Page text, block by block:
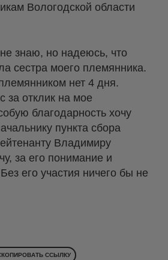
Вологодской области
знаю, но надеюсь, что
сестра моего племянника.
нет 4 дня.
за отклик на мое
благодарность хочу
пункта сбора
Владимиру
за его понимание и
его участия ничего бы не
ССЫЛКУ